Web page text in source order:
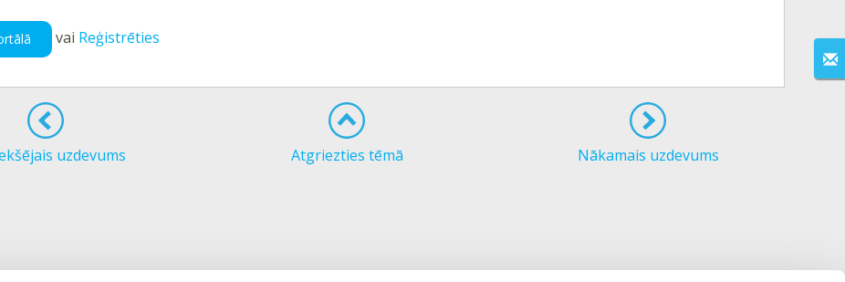
vai Reģistrēties
uzdevums Atgriezties tēmā Nākamais uzdevums